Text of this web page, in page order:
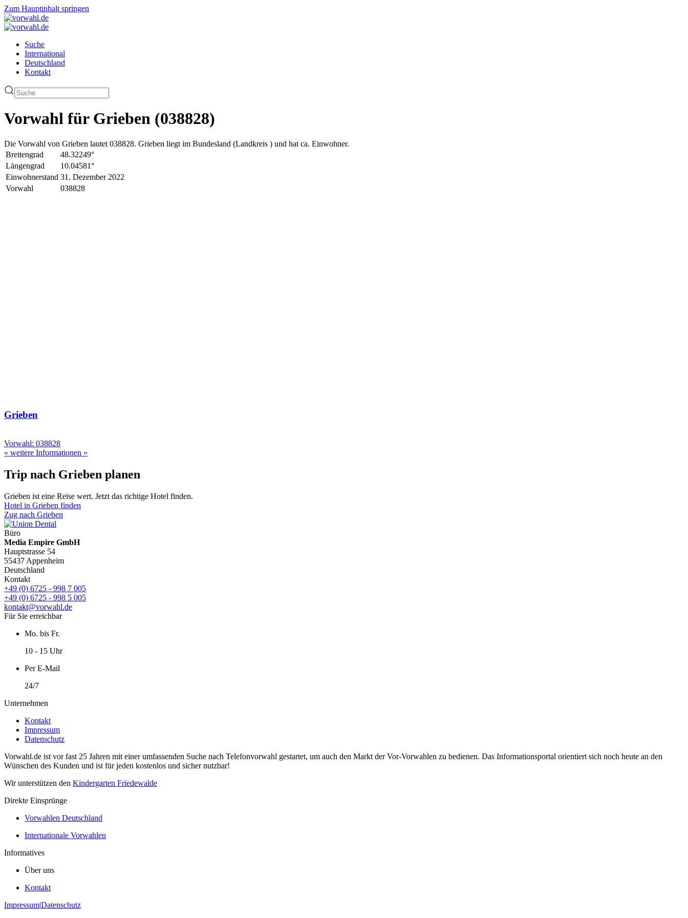
Zum Hauptinhalt springen
Suche
International
Deutschland
Kontakt
Vorwahl für Grieben (038828)
Die Vorwahl von Grieben lautet 038828. Grieben liegt im Bundesland (Landkreis ) und hat ca. Einwohner.
Breitengrad
48.32249°
Längengrad
10.04581°
Einwohnerstand 31. Dezember 2022
Vorwahl
038828
Grieben
Vorwahl: 038828
» weitere Informationen «
Trip nach Grieben planen
Grieben ist eine Reise wert. Jetzt das richtige Hotel finden.
Hotel in Grieben finden
Zug nach Grieben
Büro
Media Empire GmbH
Hauptstrasse 54
55437 Appenheim
Deutschland
Kontakt
+49 (0) 6725 - 998 7 005
+49 (0) 6725 - 998 5 005
kontakt@vorwahl.de
Für Sie erreichbar
Mo. bis Fr.
10 - 15 Uhr
Per E-Mail
24/7
Unternehmen
Kontakt
Impressum
Datenschutz
Vorwahl.de ist vor fast 25 Jahren mit einer umfassenden Suche nach Telefonvorwahl gestartet, um auch den Markt der Vor-Vorwahlen zu bedienen. Das Informationsportal orientiert sich noch heute an den
Wünschen des Kunden und ist für jeden kostenlos und sicher nutzbar!
Wir unterstützen den Kindergarten Friedewalde
Direkte Einsprünge
Vorwahlen Deutschland
Internationale Vorwahlen
Informatives
Über uns
Kontakt
Impressum|Datenschutz